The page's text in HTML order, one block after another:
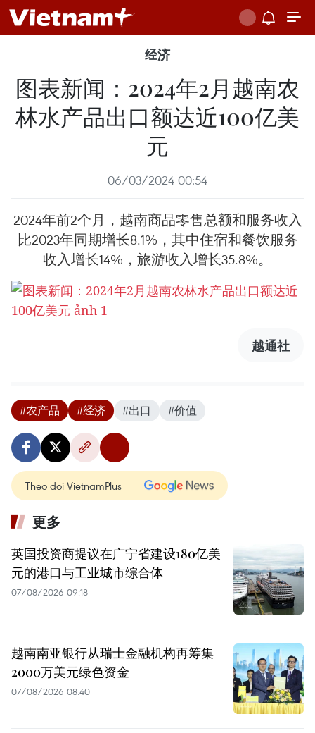
经济
图表新闻：2024年2月越南农
林水产品出口额达近100亿美
元
06/03/2024 00:54
2024年前2个月，越南商品零售总额和服务收入
比2023年同期增长8.1%，其中住宿和餐饮服务
收入增长14%，旅游收入增长35.8%。
越通社
#农产品 #经济 #出口 #价值
Theo dõi VietnamPlus
更多
英国投资商提议在广宁省建设180亿美
元的港口与工业城市综合体
07/08/2026 09:18
越南南亚银行从瑞士金融机构再筹集
2000万美元绿色资金
07/08/2026 08:40